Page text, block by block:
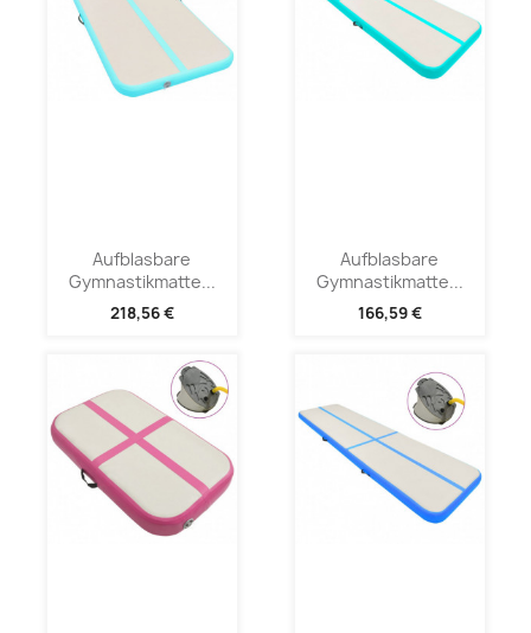
Aufblasbare
Gymnastikmatte...
218,56 €
Aufblasbare
Gymnastikmatte...
166,59 €